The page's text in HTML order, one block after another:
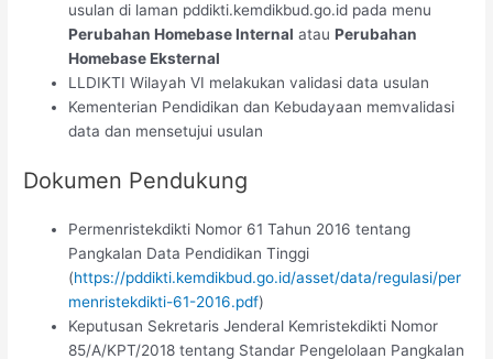
usulan di laman pddikti.kemdikbud.go.id pada menu
Perubahan Homebase Internal atauPerubahan
Homebase Eksternal
LLDIKTI Wilayah VI melakukan validasi data usulan
Kementerian Pendidikan dan Kebudayaan memvalidasi
data dan mensetujui usulan
Dokumen Pendukung
Permenristekdikti Nomor 61 Tahun 2016 tentang
Pangkalan Data Pendidikan Tinggi
(https://pddikti.kemdikbud.go.id/asset/data/regulasi/per
menristekdikti-61-2016.pdf)
Keputusan Sekretaris Jenderal Kemristekdikti Nomor
85/A/KPT/2018 tentang Standar Pengelolaan Pangkalan